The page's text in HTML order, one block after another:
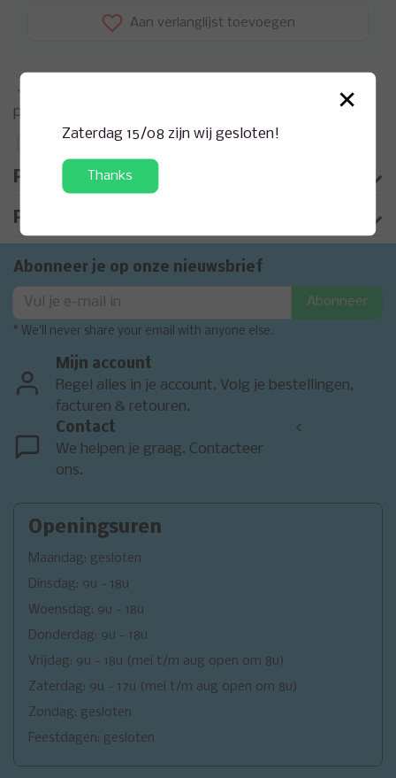
Aan verlanglijst toevoegen
Neem contact op over dit
product
Toevoegen aan vergelijking
Productomschrijving
Product informatie
Abonneer je op onze nieuwsbrief
Abonneer
* We'll never share your email with anyone else.
Mijn account
Regel alles in je account. Volg je bestellingen,
facturen & retouren.
Contact
We helpen je graag. Contacteer
ons.
<
Openingsuren
Maandag: gesloten
Dinsdag: 9u - 18u
Woensdag: 9u - 18u
Donderdag: 9u - 18u
Vrijdag: 9u - 18u (mei t/m aug open om 8u)
Zaterdag: 9u - 17u (mei t/m aug open om 8u)
Zondag: gesloten
Feestdagen: gesloten
×
Zaterdag 15/08 zijn wij gesloten!
Thanks